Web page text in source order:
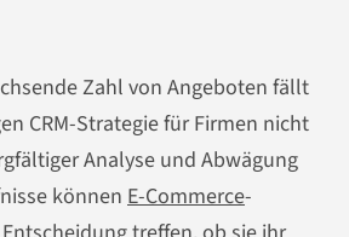
Zahl von Angeboten fällt
CRM-Strategie für Firmen nicht
Analyse und Abwägung
können E-Commerce-